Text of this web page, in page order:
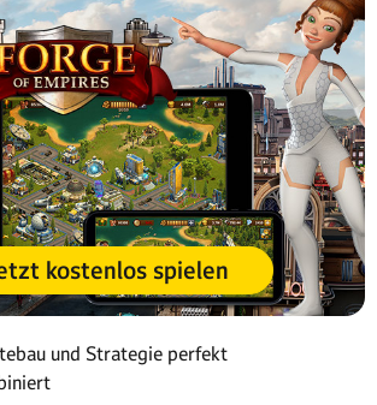
und Strategie perfekt
kostenlos spielen